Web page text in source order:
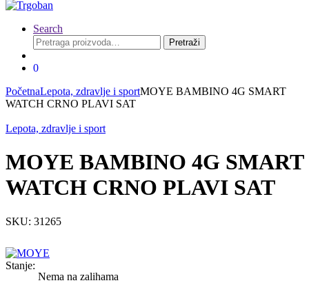
Search
Pretraga
za:
Pretraži
0
PočetnaLepota, zdravlje i sportMOYE BAMBINO 4G SMART
WATCH CRNO PLAVI SAT
Lepota, zdravlje i sport
MOYE BAMBINO 4G SMART
WATCH CRNO PLAVI SAT
SKU: 31265
Stanje:
Nema na zalihama